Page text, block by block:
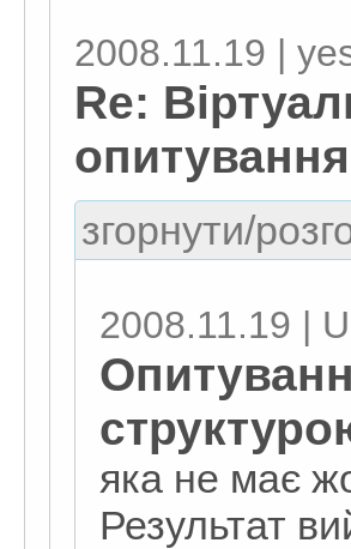
2008.11.19 |
Re:
опитування
згорнути/
2008.11.19 |
яка не має
Результат